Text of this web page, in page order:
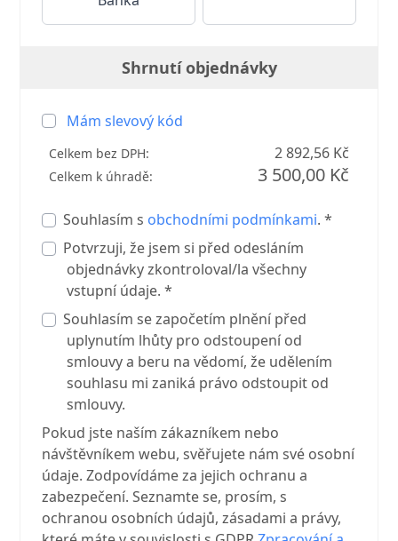
Shrnutí objednávky
Mám slevový kód
Celkem bez DPH: 2 892,56 Kč
Celkem k úhradě: 3 500,00 Kč
Souhlasím s obchodními podmínkami. *
Potvrzuji, že jsem si před odesláním
objednávky zkontroloval/la všechny
vstupní údaje. *
Souhlasím se započetím plnění před
uplynutím lhůty pro odstoupení od
smlouvy a beru na vědomí, že udělením
souhlasu mi zaniká právo odstoupit od
smlouvy.
Pokud jste naším zákazníkem nebo
návštěvníkem webu, svěřujete nám své osobní
údaje. Zodpovídáme za jejich ochranu a
zabezpečení. Seznamte se, prosím, s
ochranou osobních údajů, zásadami a právy,